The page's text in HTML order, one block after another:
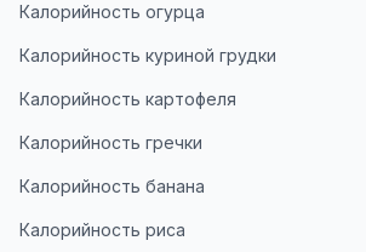
Калорийность огурца
Калорийность куриной грудки
Калорийность картофеля
Калорийность гречки
Калорийность банана
Калорийность риса